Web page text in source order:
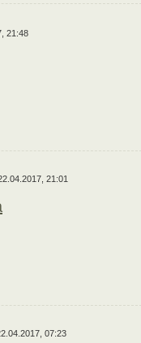
21:48
21:01
07:23